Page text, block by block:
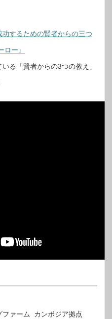
功するための賢者からの三つ
ー』
る「賢者からの3つの教え」
ファーム カンボジア拠点